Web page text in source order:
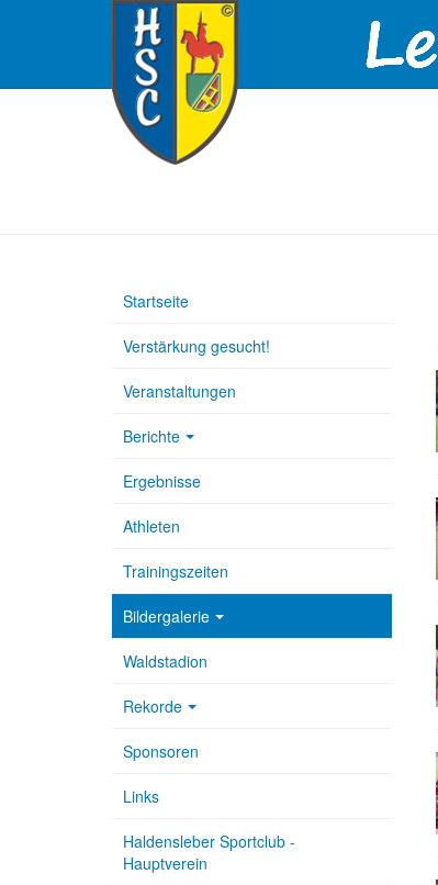
Startseite
Verstärkung gesucht!
Veranstaltungen
Berichte
Ergebnisse
Athleten
Trainingszeiten
Bildergalerie
Waldstadion
Rekorde
Sponsoren
Links
Haldensleber Sportclub -
Hauptverein